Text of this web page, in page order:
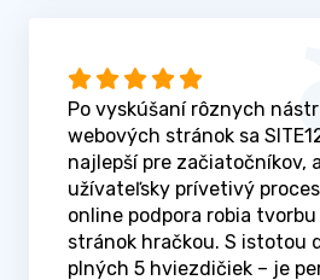
Po vyskúšaní rôznych
webových stránok sa
najlepší pre začiatočníkov,
užívateľsky prívetivý
online podpora robia
stránok hračkou. S istotou
plných 5 hviezdičiek – je